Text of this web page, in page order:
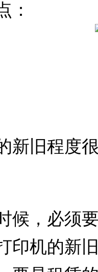
：
新旧程度
候，必须
印机的新